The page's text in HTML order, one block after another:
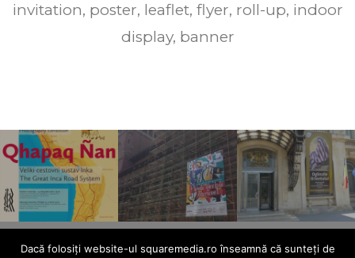
invitation, poster, leaflet, flyer, roll-up, indoor
display, banner
Inapoi la pagina Digital Print
Dacă folosiți website-ul squaremedia.ro înseamnă că sunteți de